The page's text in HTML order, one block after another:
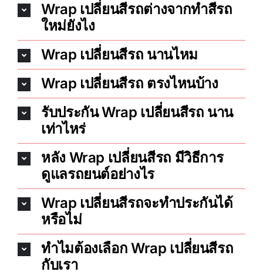
Wrap เปลี่ยนสีรถต่างจากทำสีรถ
ใหม่ยังไง
Wrap เปลี่ยนสีรถ นานไหม
Wrap เปลี่ยนสีรถ ตรงไหนบ้าง
รับประกัน Wrap เปลี่ยนสีรถ นาน
เท่าไหร่
หลัง Wrap เปลี่ยนสีรถ มีวิธีการ
ดูแลรถยนต์อย่างไร
Wrap เปลี่ยนสีรถจะทำประกันได้
หรือไม่
ทำไมต้องเลือก Wrap เปลี่ยนสีรถ
กับเรา